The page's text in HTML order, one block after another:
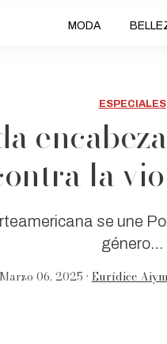
MODA
ESPECIALES
la
se une
género…
Marzo 06, 2025 • Eurídice